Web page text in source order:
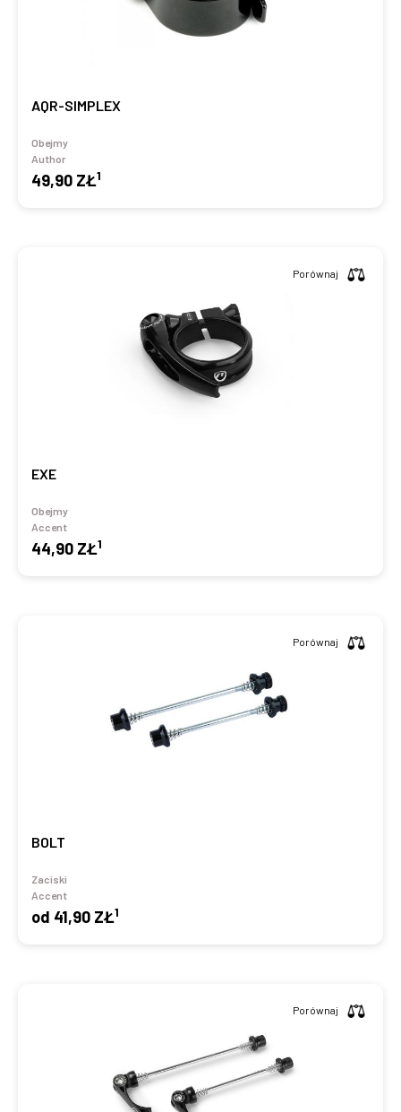
AQR-SIMPLEX
Obejmy
Author
49,90 ZŁ1
EXE
Obejmy
Accent
44,90 ZŁ1
Porównaj
BOLT
Zaciski
Accent
od 41,90 ZŁ1
Porównaj
Porównaj